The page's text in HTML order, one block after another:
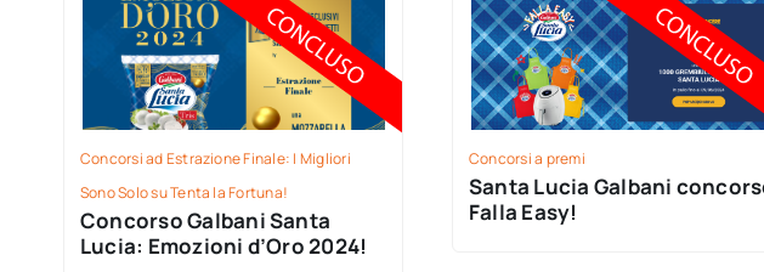
Concorsi ad Estrazione Finale: I Migliori
Sono Solo su Tenta la Fortuna!
Concorso Galbani Santa
Lucia: Emozioni d’Oro 2024!
Concorsi a premi
Santa Lucia Galbani
Falla Easy!